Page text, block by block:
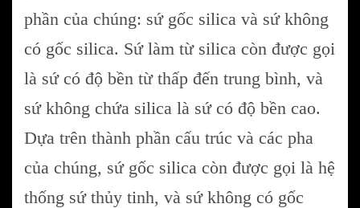
phần của chúng: sứ gốc silica và sứ không
có gốc silica. Sứ làm từ silica còn được gọi
là sứ có độ bền từ thấp đến trung bình, và
sứ không chứa silica là sứ có độ bền cao.
Dựa trên thành phần cấu trúc và các pha
của chúng, sứ gốc silica còn được gọi là hệ
thống sứ thủy tinh, và sứ không có gốc